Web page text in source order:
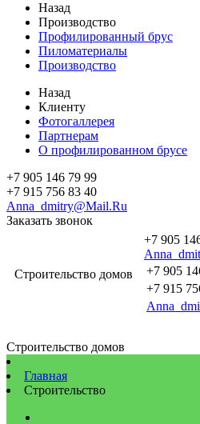
Назад
Производство
Профилированный брус
Пиломатериалы
Производство
Назад
Клиенту
Фотогаллерея
Партнерам
О профилированном брусе
+7 905 146 79 99
+7 915 756 83 40
Anna_dmitry@Mail.Ru
Заказать звонок
Строительство домов
+7 905
+7 905
+7 915
Строительство домов
Главная
Строительство